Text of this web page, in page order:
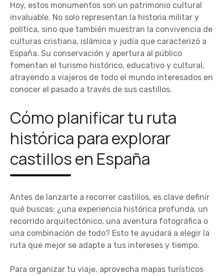
Hoy, estos monumentos son un patrimonio cultural
invaluable. No solo representan la historia militar y
política, sino que también muestran la convivencia de
culturas cristiana, islámica y judía que caracterizó a
España. Su conservación y apertura al público
fomentan el turismo histórico, educativo y cultural,
atrayendo a viajeros de todo el mundo interesados en
conocer el pasado a través de sus castillos.
Cómo planificar tu ruta
histórica para explorar
castillos en España
Antes de lanzarte a recorrer castillos, es clave definir
qué buscas: ¿una experiencia histórica profunda, un
recorrido arquitectónico, una aventura fotográfica o
una combinación de todo? Esto te ayudará a elegir la
ruta que mejor se adapte a tus intereses y tiempo.
Para organizar tu viaje, aprovecha mapas turísticos